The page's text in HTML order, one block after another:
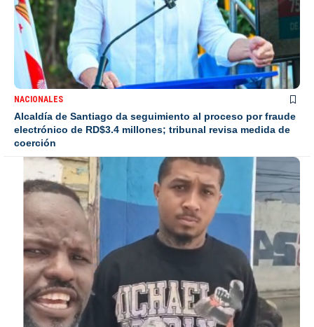
NACIONALES
Alcaldía de Santiago da seguimiento al proceso por fraude
electrónico de RD$3.4 millones; tribunal revisa medida de
coerción